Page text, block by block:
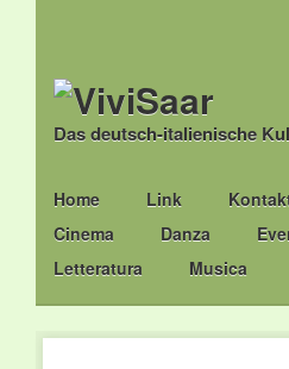
Das deutsch-italienische
Main menu
Skip
to
content
Home Link
Cinema
Danza
Letteratura
Musica